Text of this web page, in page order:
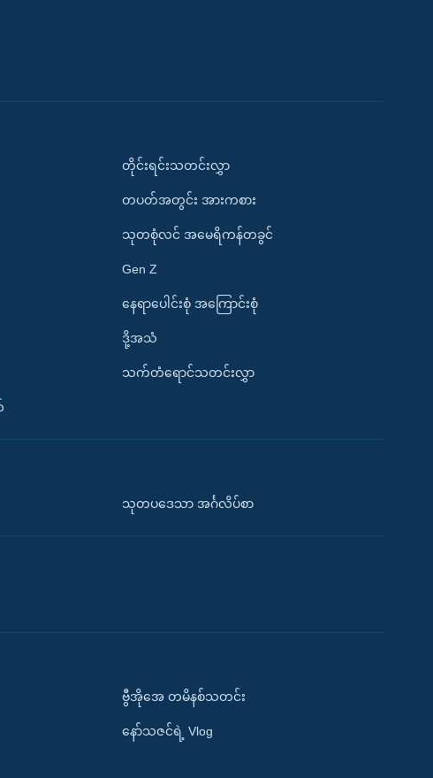
တိုင်းရင်းသတင်းလွှာ
တပတ်အတွင်း အားကစား
သုတစုံလင် အမေရိကန်တခွင်
Gen Z
နေရာပေါင်းစုံ အကြောင်းစုံ
ဒို့အသံ
သက်တံရောင်သတင်းလွှာ
သုတပဒေသာ အင်္ဂလိပ်စာ
ဗွီအိုအေ တမိနစ်သတင်း
နော်သဇင်ရဲ့ Vlog